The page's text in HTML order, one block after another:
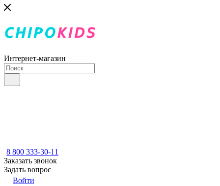
Интернет-магазин
8 800 333-30-11
Заказать звонок
Задать вопрос
Войти